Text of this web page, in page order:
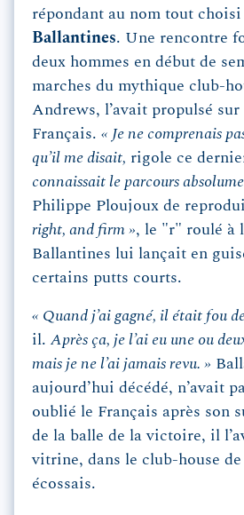
répondant au nom tout choisi
Ballantines. Une rencontre
deux hommes en début de
marches du mythique club-
Andrews, l’avait propulsé sur
Français. « Je ne comprenais
qu’il me disait, rigole ce
connaissait le parcours
Philippe Ploujoux de
right, and firm », le "r" roulé à
Ballantines lui lançait en
certains putts courts.
« Quand j’ai gagné, il était fou
il. Après ça, je l’ai eu une ou
mais je ne l’ai jamais revu. »
aujourd’hui décédé, n’avait
oublié le Français après son
de la balle de la victoire, il
vitrine, dans le club-house
écossais.